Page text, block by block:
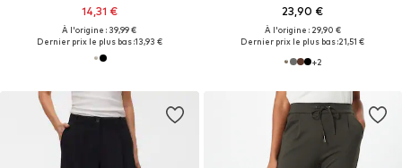
14,31 €
À l'origine : 39,99 €
Dernier prix le plus bas :13,93 €
23,90 €
À l'origine : 29,90 €
Dernier prix le plus bas :21,51 €
+2